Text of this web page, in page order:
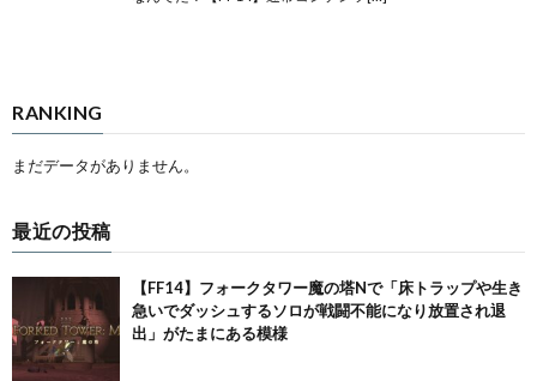
RANKING
まだデータがありません。
最近の投稿
【FF14】フォークタワー魔の塔Nで「床トラップや生き
急いでダッシュするソロが戦闘不能になり放置され退
出」がたまにある模様